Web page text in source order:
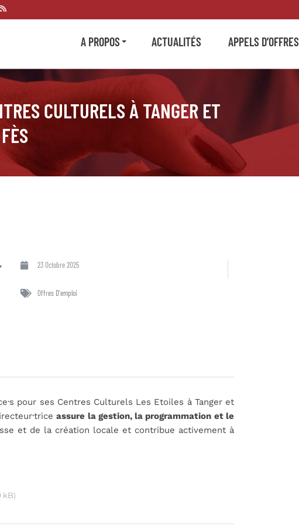
A PROPOS ACTUALITÉS APPELS D’OFFRES
CULTURELS À TANGER ET
FÈS
23 Octobre 2025
Offres D'emploi
pour ses Centres Culturels Les Etoiles à Tanger et
assure la gestion, la programmation et le
et de la création locale et contribue activement à
kB)